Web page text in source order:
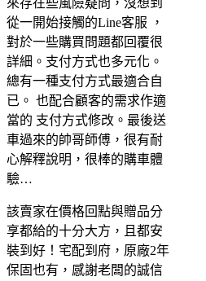
從一開始接觸的Line客服 ，
對於一些購買問題都回覆很
詳細。支付方式也多元化。
總有一種支付方式最適合自
已。 也配合顧客的需求作適
當的 支付方式修改。最後送
車過來的帥哥師傅，很有耐
心解釋說明，很棒的購車體
驗…
該賣家在價格回點與贈品分
享都給的十分大方，且都安
裝到好！宅配到府，原廠2年
保固也有，感謝老闆的誠信